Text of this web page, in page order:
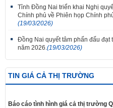
Tỉnh Đồng Nai triển khai Nghị
Chính phủ về Phiên họp Chính
(19/03/2026)
Đồng Nai quyết tâm phấn đấu đạt
năm 2026. (19/03/2026)
TIN GIÁ CẢ THỊ TRƯỜNG
Báo cáo tình hình giá cả thị trường